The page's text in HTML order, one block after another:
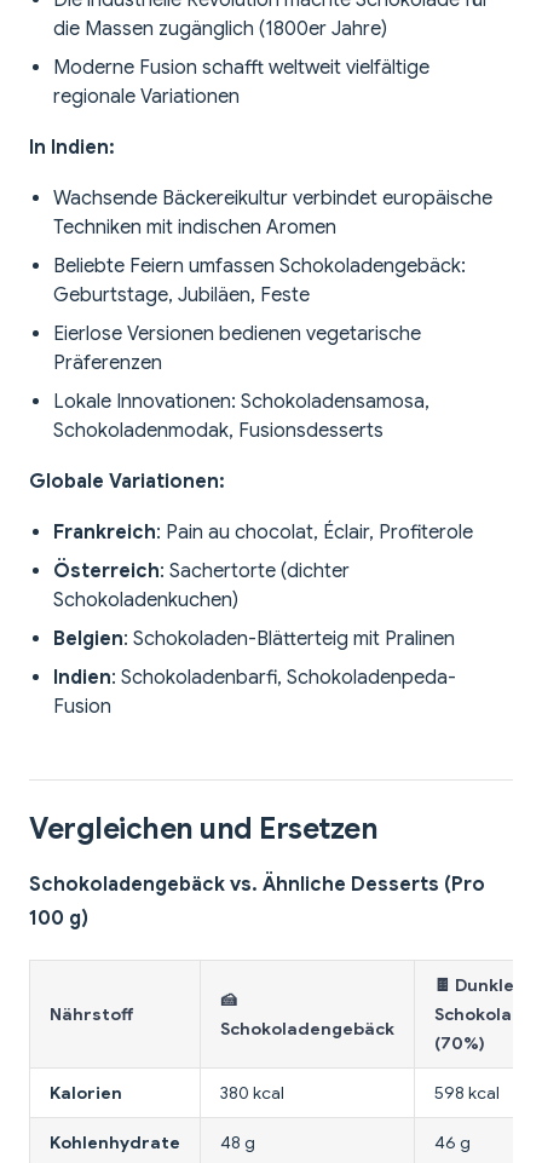
die Massen zugänglich (1800er Jahre)
Moderne Fusion schafft weltweit vielfältige
regionale Variationen
In Indien:
Wachsende Bäckereikultur verbindet europäische
Techniken mit indischen Aromen
Beliebte Feiern umfassen Schokoladengebäck:
Geburtstage, Jubiläen, Feste
Eierlose Versionen bedienen vegetarische
Präferenzen
Lokale Innovationen: Schokoladensamosa,
Schokoladenmodak, Fusionsdesserts
Globale Variationen:
Frankreich: Pain au chocolat, Éclair, Profiterole
Österreich: Sachertorte (dichter
Schokoladenkuchen)
Belgien: Schokoladen-Blätterteig mit Pralinen
Indien: Schokoladenbarfi, Schokoladenpeda-
Fusion
Vergleichen und Ersetzen
Schokoladengebäck vs. Ähnliche Desserts (Pro
100 g)
Nährstoff
🍰
Schokoladengebäck
🍫 Dunkle
Schokolade
(70%)
Kalorien 380 kcal 598 kcal
Kohlenhydrate 48 g 46 g